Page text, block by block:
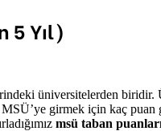
5 Yıl)
üniversitelerden biridir.
girmek için kaç
msü taban